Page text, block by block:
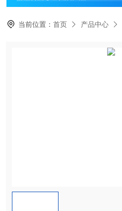
当前位置：首页 产品中心